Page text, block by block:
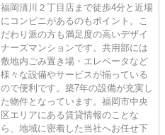
福岡清川２丁目店まで徒歩4分と近場
にコンビニがあるのもポイント。こ
だわり派の方も満足度の高いデザイ
ナーズマンションです。共用部には
敷地内ごみ置き場・エレベータなど
様々な設備やサービスが揃っている
ので便利です。築7年の設備が充実し
た物件となっています。福岡市中央
区エリアにある賃貸情報のことな
ら、地域に密着した当社へお任せ下